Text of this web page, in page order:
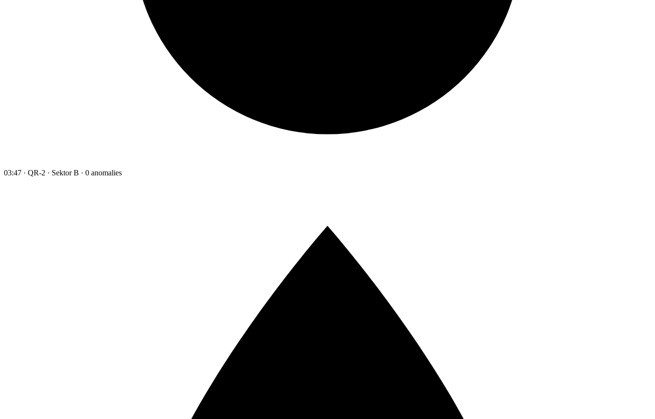
03:47 · QR-2 · Sektor B · 0 anomalies